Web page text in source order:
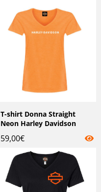
T-shirt Donna Straight
Neon Harley Davidson
59,00€